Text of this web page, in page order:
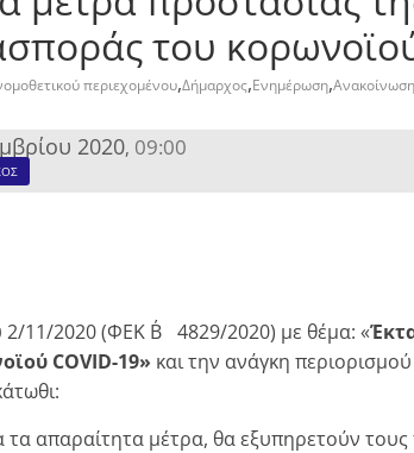
του
περιεχομένου,Δήμαρχος,Ενημέρωση,Ανακοίνωση
2020, 09:00
11/2020 (ΦΕΚ Β΄ 4829/2020) με θέμα: «
COVID-19» και την ανάγκη
απαραίτητα μέτρα, θα εξυπηρετούν τους